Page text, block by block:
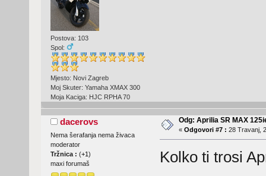
Postova: 103
Spol:
Mjesto: Novi Zagreb
Moj Skuter: Yamaha XMAX 300
Moja Kaciga: HJC RPHA 70
dacerovs
Nema šerafanja nema živaca
moderator
Tržnica : (+1 )
maxi forumaš
Odg: Aprilia SR MAX
« Odgovori #7 : 28 Travanj,
Kolko ti trosi